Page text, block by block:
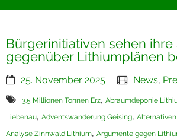
Publikationen
Impressionen
Termine
Bürgerinitiativen sehen ihre
gegenüber Lithiumplänen
25. November 2025 News,
3.5 Millionen Tonnen Erz, Abraumdeponie
Liebenau, Adventswanderung Geising,
Analyse Zinnwald Lithium, Argumente gegen